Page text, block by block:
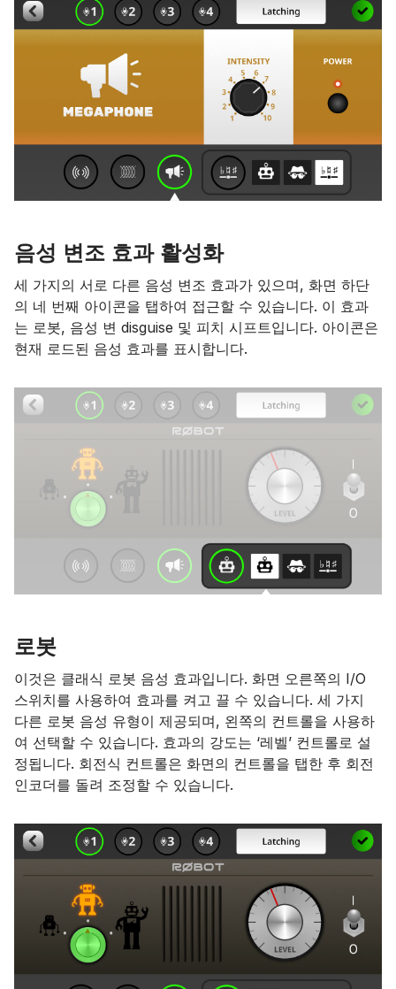
음성 변조 효과 활성화
세 가지의 서로 다른 음성 변조 효과가 있으며, 화면 하단
의 네 번째 아이콘을 탭하여 접근할 수 있습니다. 이 효과
는 로봇, 음성 변 disguise 및 피치 시프트입니다. 아이콘은
현재 로드된 음성 효과를 표시합니다.
로봇
이것은 클래식 로봇 음성 효과입니다. 화면 오른쪽의 I/O
스위치를 사용하여 효과를 켜고 끌 수 있습니다. 세 가지
다른 로봇 음성 유형이 제공되며, 왼쪽의 컨트롤을 사용하
여 선택할 수 있습니다. 효과의 강도는 ‘레벨’ 컨트롤로 설
정됩니다. 회전식 컨트롤은 화면의 컨트롤을 탭한 후 회전
인코더를 돌려 조정할 수 있습니다.